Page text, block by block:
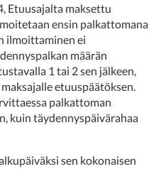
Etuusajalta maksettu
ensin palkattomana
ilmoittaminen ei
määrän
1 tai 2 sen jälkeen,
etuuspäätöksen.
palkattoman
kuin täydennyspäivärahaa
sen kokonaisen